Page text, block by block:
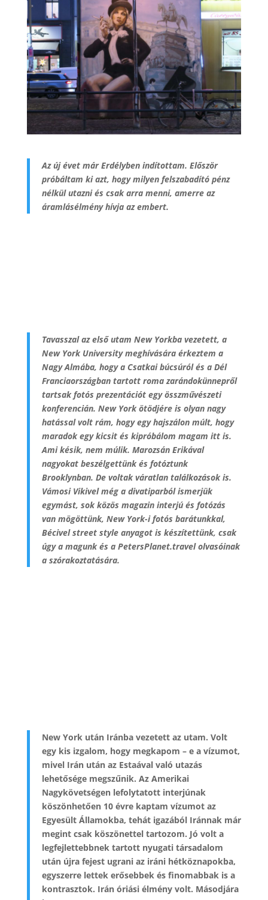
Az új évet már Erdélyben indítottam. Először
próbáltam ki azt, hogy milyen felszabadító pénz
nélkül utazni és csak arra menni, amerre az
áramlásélmény hívja az embert.
Tavasszal az első utam New Yorkba vezetett, a
New York University meghívására érkeztem a
Nagy Almába, hogy a Csatkai búcsúról és a Dél
Franciaországban tartott roma zarándokünnepről
tartsak fotós prezentációt egy összművészeti
konferencián. New York ötödjére is olyan nagy
hatással volt rám, hogy egy hajszálon múlt, hogy
maradok egy kicsit és kipróbálom magam itt is.
Ami késik, nem múlik. Marozsán Erikával
nagyokat beszélgettünk és fotóztunk
Brooklynban. De voltak váratlan találkozások is.
Vámosi Vikivel még a divatiparból ismerjük
egymást, sok közös magazin interjú és fotózás
van mögöttünk, New York-i fotós barátunkkal,
Bécivel street style anyagot is készítettünk, csak
úgy a magunk és a PetersPlanet.travel olvasóinak
a szórakoztatására.
New York után Iránba vezetett az utam. Volt
egy kis izgalom, hogy megkapom – e a vízumot,
mivel Irán után az Estaával való utazás
lehetősége megszűnik. Az Amerikai
Nagykövetségen lefolytatott interjúnak
köszönhetően 10 évre kaptam vízumot az
Egyesült Államokba, tehát igazából Iránnak már
megint csak köszönettel tartozom. Jó volt a
legfejlettebbnek tartott nyugati társadalom
után újra fejest ugrani az iráni hétköznapokba,
egyszerre lettek erősebbek és finomabbak is a
kontrasztok. Irán óriási élmény volt. Másodjára